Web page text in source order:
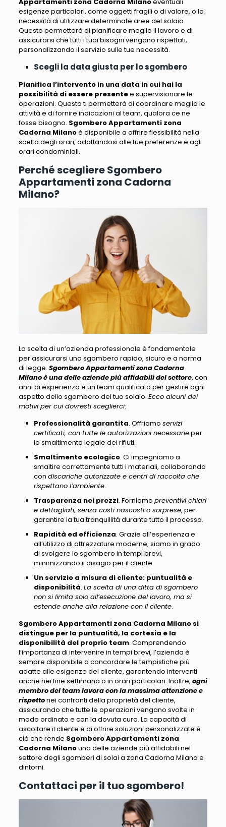
esigenze particolari, come oggetti fragili o di valore, o la
necessità di utilizzare determinate aree del solaio.
Questo permetterà di pianificare meglio il lavoro e di
assicurarsi che tutti i tuoi bisogni vengano rispettati,
personalizzando il servizio sulle tue necessità.
Scegli la data giusta per lo sgombero
Pianifica l’intervento in una data in cui hai la
possibilità di essere presentee supervisionare le
operazioni. Questoti permetterà di coordinare meglio le
attività e di fornire indicazioni al team, qualora ce ne
fosse bisogno. Sgombero Appartamenti zona
Cadorna Milanoè disponibile a offrire flessibilità nella
scelta degli orari, adattandosi alle tue preferenze e agli
orari condominiali.
Perché scegliere Sgombero
Appartamenti zona Cadorna
Milano?
La scelta di un’azienda professionale è fondamentale
per assicurarsi uno sgombero rapido, sicuro e a norma
di legge. Sgombero Appartamenti zona Cadorna
Milano è una delle aziende più affidabili del settore, con
anni di esperienza e un team qualificato per gestire ogni
aspetto dello sgombero del tuo solaio. Ecco alcuni dei
motivi per cui dovresti sceglierci:
Professionalità garantita. Offriamo servizi
certificati, con tutte le autorizzazioni necessarieper
lo smaltimento legale dei rifiuti.
Smaltimento ecologico. Ci impegniamo a
smaltire correttamente tutti i materiali, collaborando
con discariche autorizzate e centri di raccolta che
rispettano l’ambiente.
Trasparenza nei prezzi. Forniamo preventivi chiari
e dettagliati, senza costi nascosti o sorprese, per
garantire la tua tranquillità durante tutto il processo.
Rapidità ed efficienza. Grazie all’esperienza e
all’utilizzo di attrezzature moderne, siamo in grado
di svolgere lo sgombero in tempi brevi,
minimizzando il disagio per il cliente.
Un servizio a misura di cliente: puntualità e
disponibilità. La scelta di una ditta di sgombero
non si limita solo all’esecuzione del lavoro, ma si
estende anche alla relazione con il cliente.
Sgombero Appartamenti zona Cadorna Milano si
distingue per la puntualità, la cortesia e la
disponibilità del proprio team. Comprendendo
l’importanza di intervenire in tempi brevi, l’azienda è
sempre disponibile a concordare le tempistiche più
adatte alle esigenze del cliente, garantendo interventi
anche nei fine settimana o in orari particolari. Inoltre, ogni
membro del team lavora con la massima attenzione e
rispettonei confronti della proprietà del cliente,
assicurando che tutte le operazioni vengano svolte in
modo ordinato e con la dovuta cura. La capacità di
ascoltare il cliente e di offrire soluzioni personalizzate è
ciò che rende Sgombero Appartamenti zona
Cadorna Milanouna delle aziende più affidabili nel
settore degli sgomberi di solai a zona Cadorna Milano e
dintorni.
Contattaci per il tuo sgombero!